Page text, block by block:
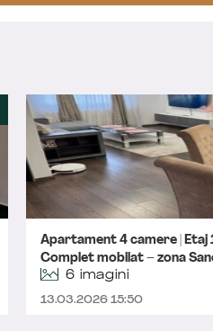
Apartament 4 camere | Etaj 1
Complet mobilat – zona
6 imagini
13.03.2026 15:50